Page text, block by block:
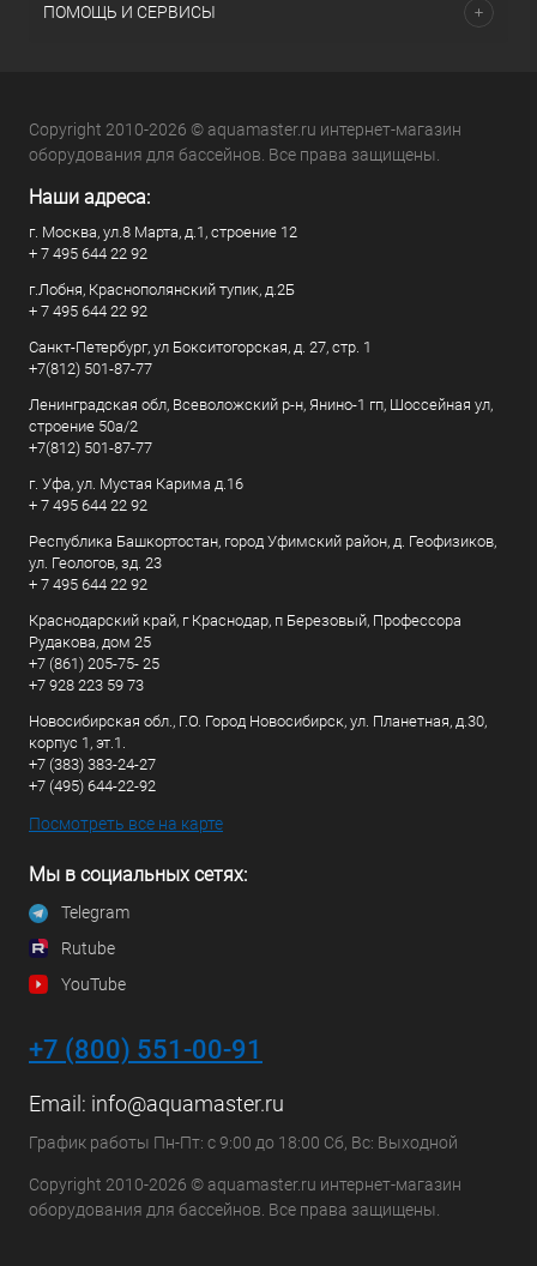
ПОМОЩЬ И СЕРВИСЫ
Copyright 2010-2026 © aquamaster.ru интернет-магазин
оборудования для бассейнов. Все права защищены.
Наши адреса:
г. Москва, ул.8 Марта, д.1, строение 12
+ 7 495 644 22 92
г.Лобня, Краснополянский тупик, д.2Б
+ 7 495 644 22 92
Санкт-Петербург, ул Бокситогорская, д. 27, стр. 1
+7(812) 501-87-77
Ленинградская обл, Всеволожский р-н, Янино-1 гп, Шоссейная ул,
строение 50а/2
+7(812) 501-87-77
г. Уфа, ул. Мустая Карима д.16
+ 7 495 644 22 92
Республика Башкортостан, город Уфимский район, д. Геофизиков,
ул. Геологов, зд. 23
+ 7 495 644 22 92
Краснодарский край, г Краснодар, п Березовый, Профессора
Рудакова, дом 25
+7 (861) 205-75- 25
+7 928 223 59 73
Новосибирская обл., Г.О. Город Новосибирск, ул. Планетная, д.30,
корпус 1, эт.1.
+7 (383) 383-24-27
+7 (495) 644-22-92
Посмотреть все на карте
Мы в социальных сетях:
Telegram
Rutube
YouTube
+7 (800) 551-00-91
Email: info@aquamaster.ru
График работы Пн-Пт: с 9:00 до 18:00 Сб, Вс: Выходной
Copyright 2010-2026 © aquamaster.ru интернет-магазин
оборудования для бассейнов. Все права защищены.